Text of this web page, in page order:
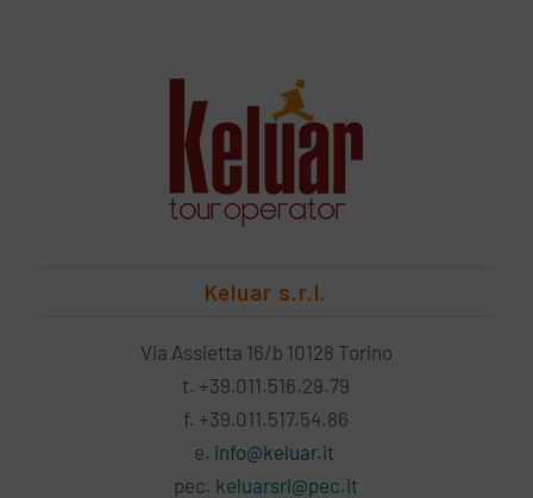
Keluar s.r.l.
Via Assietta 16/b 10128 Torino
t. +39.011.516.29.79
f. +39.011.517.54.86
e. info@keluar.it
pec. keluarsrl@pec.it